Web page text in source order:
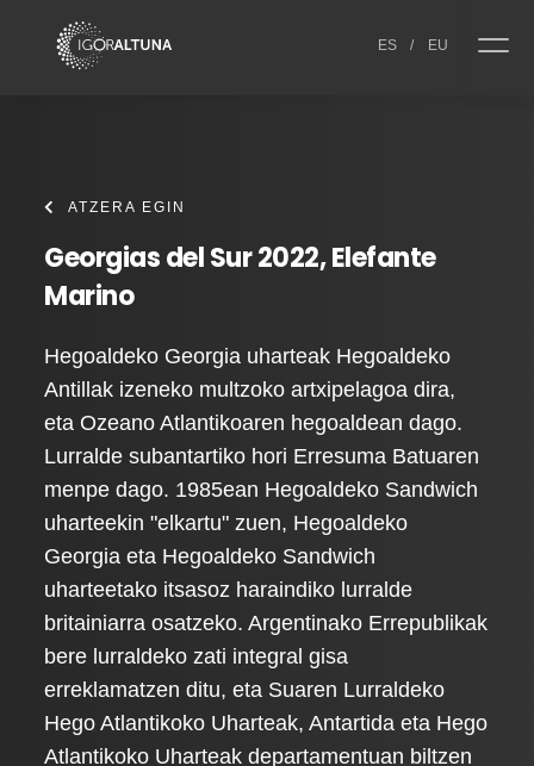
ES / EU
ATZERA EGIN
Georgias del Sur 2022, Elefante
Marino
Hegoaldeko Georgia uharteak Hegoaldeko
Antillak izeneko multzoko artxipelagoa dira,
eta Ozeano Atlantikoaren hegoaldean dago.
Lurralde subantartiko hori Erresuma Batuaren
menpe dago. 1985ean Hegoaldeko Sandwich
uharteekin "elkartu" zuen, Hegoaldeko
Georgia eta Hegoaldeko Sandwich
uharteetako itsasoz haraindiko lurralde
britainiarra osatzeko. Argentinako Errepublikak
bere lurraldeko zati integral gisa
erreklamatzen ditu, eta Suaren Lurraldeko
Hego Atlantikoko Uharteak, Antartida eta Hego
Atlantikoko Uharteak departamentuan biltzen